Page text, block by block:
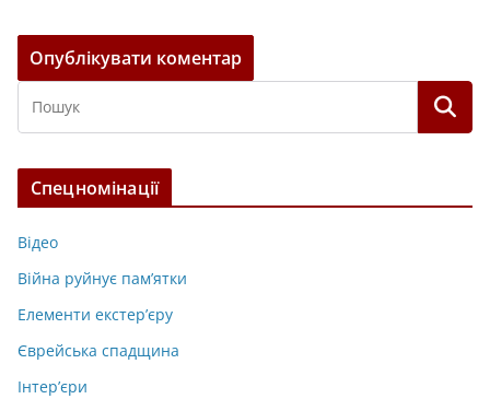
Спецномінації
Відео
Війна руйнує пам’ятки
Елементи екстер’єру
Єврейська спадщина
Інтер’єри